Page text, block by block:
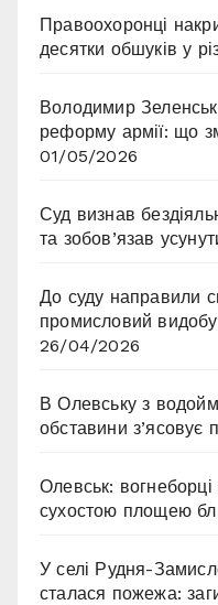
Правоохоронці
десятки обшуків у
Володимир
реформу армії: що
01/05/2026
Суд визнав
та зобов’язав
До суду направили
промисловий
26/04/2026
В Олевську з
обставини з’ясовує
Олевськ:
сухостою площею
У селі Рудня-
сталася пожежа: